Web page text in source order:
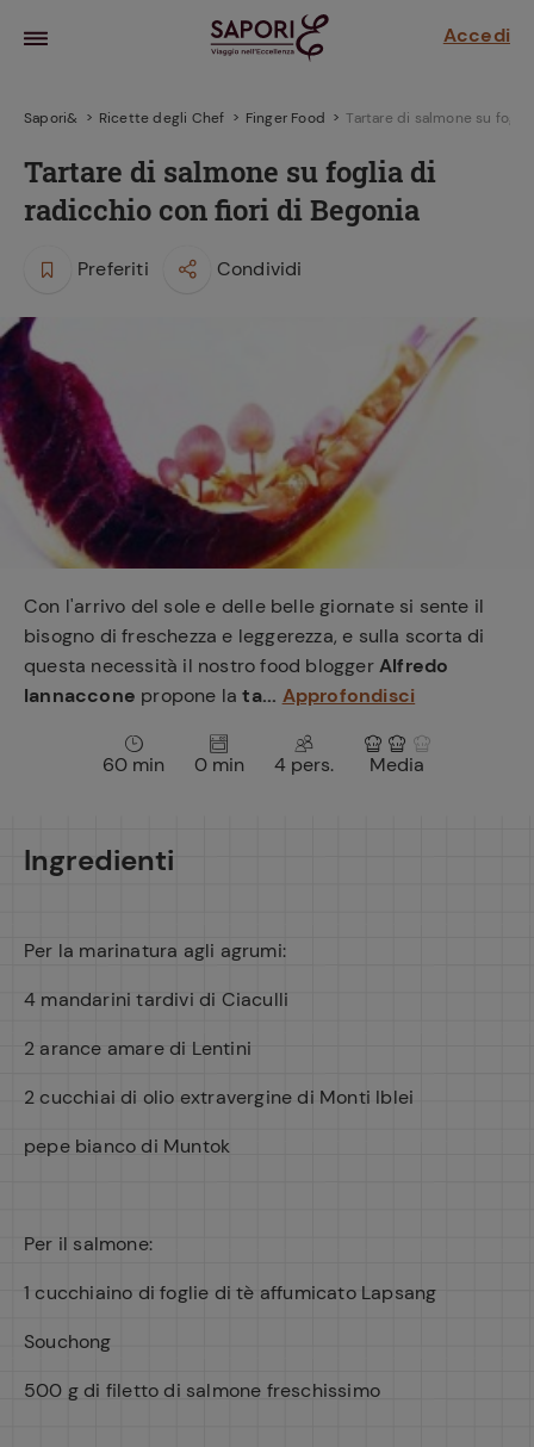
Accedi
e
ricetta
il
sensi di
Sapori& Ricette degli Chef Finger Food Tartare di salmone su
Tartare di salmone su foglia di
radicchio con fiori di Begonia
Preferiti Condividi
Con l'arrivo del sole e delle belle giornate si sente il
bisogno di freschezza e leggerezza, e sulla scorta di
questa necessità il nostro food bloggerAlfredo
Iannaccone propone lata... Approfondisci
60 min 0 min 4 pers. Media
Ingredienti
Per la marinatura agli agrumi:
4 mandarini tardivi di Ciaculli
2 arance amare di Lentini
2 cucchiai di olio extravergine di Monti Iblei
pepe bianco di Muntok
Per il salmone:
1 cucchiaino di foglie di tè affumicato Lapsang
Souchong
500 g di filetto di salmone freschissimo